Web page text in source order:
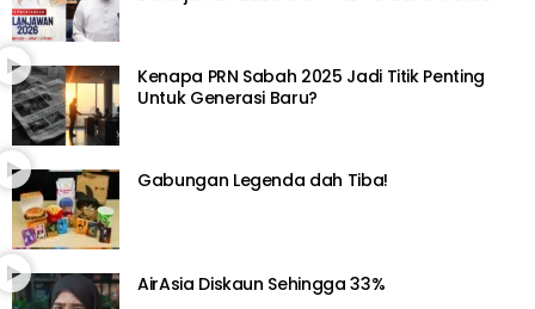
Kenapa PRN Sabah 2025 Jadi Titik Penting
Untuk Generasi Baru?
Gabungan Legenda dah Tiba!
AirAsia Diskaun Sehingga 33%